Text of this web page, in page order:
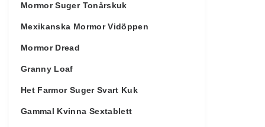
Mormor Suger Tonårskuk
Mexikanska Mormor Vidöppen
Mormor Dread
Granny Loaf
Het Farmor Suger Svart Kuk
Gammal Kvinna Sextablett